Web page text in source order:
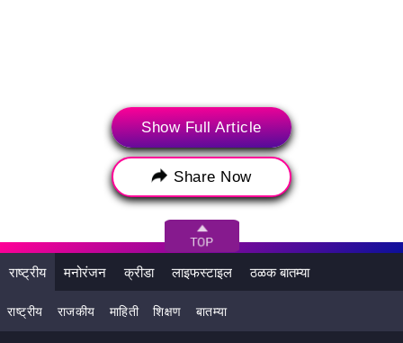
Show Full Article
Share Now
राष्ट्रीय मनोरंजन क्रीडा लाइफस्टाइल ठळक बातम्या
राष्ट्रीय राजकीय माहिती शिक्षण बातम्या